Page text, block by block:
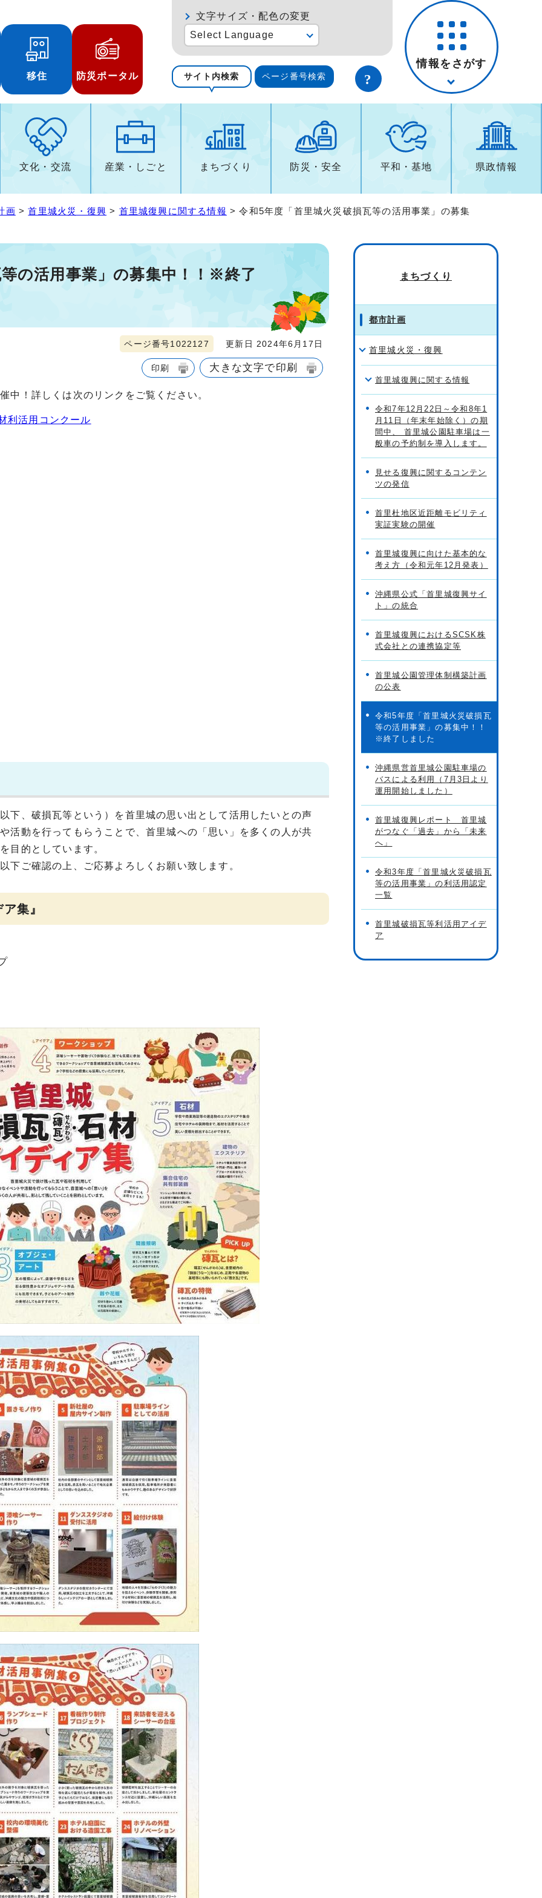
移住 防災ポータル
文字サイズ・配色の変更
Select Language
サイト内検索 ページ番号検索
情報をさがす
文化・交流 産業・しごと まちづくり 防災・安全 平和・基地 県政情報
画 >首里城火災・復興 > 首里城復興に関する情報 > 令和5年度「首里城火災破損瓦等の活用事業」の募集
の活用事業」の募集中！！※終了
ページ番号1022127 更新日 2024年6月17日
印刷 大きな文字で印刷
中！詳しくは次のリンクをご覧ください。
利活用コンクール
下、破損瓦等という）を首里城の思い出として活用したいとの声
活動を行ってもらうことで、首里城への「思い」を多くの人が共
目的としています。
下ご確認の上、ご応募よろしくお願い致します。
集』
まちづくり
都市計画
首里城火災・復興
首里城復興に関する情報
令和7年12月22日～令和8年1
月11日（年末年始除く）の期
間中、 首里城公園駐車場は一
般車の予約制を導入します。
見せる復興に関するコンテン
ツの発信
首里杜地区近距離モビリティ
実証実験の開催
首里城復興に向けた基本的な
考え方（令和元年12月発表）
沖縄県公式「首里城復興サイ
ト」の統合
首里城復興におけるSCSK株
式会社との連携協定等
首里城公園管理体制構築計画
の公表
令和5年度「首里城火災破損瓦
等の活用事業」の募集中！！
※終了しました
沖縄県営首里城公園駐車場の
バスによる利用（7月3日より
運用開始しました）
首里城復興レポート 首里城
がつなぐ「過去」から「未来
へ」
令和3年度「首里城火災破損瓦
等の活用事業」の利活用認定
一覧
首里城破損瓦等利活用アイデ
ア